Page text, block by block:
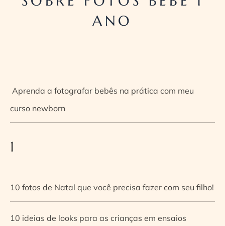
ANO
Aprenda a fotografar bebês na prática com meu
curso newborn
1
10 fotos de Natal que você precisa fazer com seu filho!
10 ideias de looks para as crianças em ensaios